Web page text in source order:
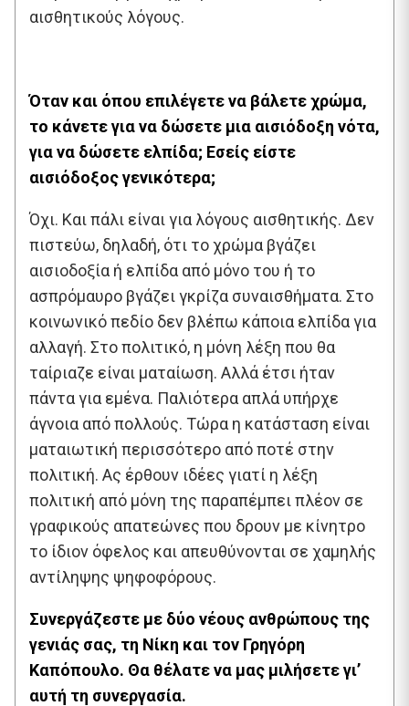
αισθητικούς λόγους.
Όταν και όπου επιλέγετε να βάλετε χρώμα,
το κάνετε για να δώσετε μια αισιόδοξη νότα,
για να δώσετε ελπίδα; Εσείς είστε
αισιόδοξος γενικότερα;
Όχι. Και πάλι είναι για λόγους αισθητικής. Δεν
πιστεύω, δηλαδή, ότι το χρώμα βγάζει
αισιοδοξία ή ελπίδα από μόνο του ή το
ασπρόμαυρο βγάζει γκρίζα συναισθήματα. Στο
κοινωνικό πεδίο δεν βλέπω κάποια ελπίδα για
αλλαγή. Στο πολιτικό, η μόνη λέξη που θα
ταίριαζε είναι ματαίωση. Αλλά έτσι ήταν
πάντα για εμένα. Παλιότερα απλά υπήρχε
άγνοια από πολλούς. Τώρα η κατάσταση είναι
ματαιωτική περισσότερο από ποτέ στην
πολιτική. Ας έρθουν ιδέες γιατί η λέξη
πολιτική από μόνη της παραπέμπει πλέον σε
γραφικούς απατεώνες που δρουν με κίνητρο
το ίδιον όφελος και απευθύνονται σε χαμηλής
αντίληψης ψηφοφόρους.
Συνεργάζεστε με δύο νέους ανθρώπους της
γενιάς σας, τη Νίκη και τον Γρηγόρη
Καπόπουλο. Θα θέλατε να μας μιλήσετε γι’
αυτή τη συνεργασία.